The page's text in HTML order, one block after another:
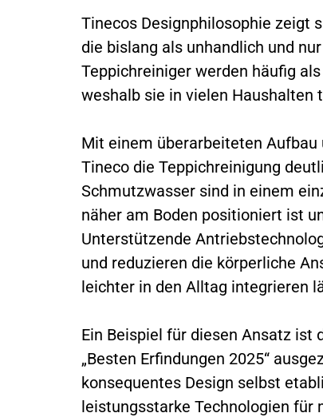
Tinecos Designphilosophie zeigt
die bislang als unhandlich und
Teppichreiniger werden häufig
weshalb sie in vielen
Mit einem überarbeiteten
Tineco die Teppichreinigung
Schmutzwasser sind in einem
näher am Boden positioniert ist
Unterstützende
und reduzieren die körperliche
leichter in den Alltag integrieren
Ein Beispiel für diesen Ansatz ist
„Besten Erfindungen 2025“
konsequentes Design selbst
leistungsstarke Technologien für